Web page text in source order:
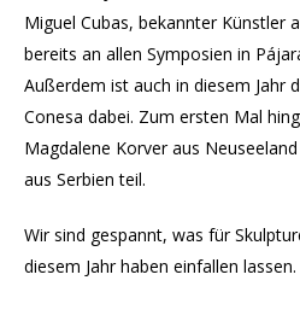
Miguel Cubas, bekannter Künstler
bereits an allen Symposien in
Außerdem ist auch in diesem Jahr
Conesa dabei. Zum ersten Mal
Magdalene Korver aus
aus Serbien teil.
Wir sind gespannt, was für
diesem Jahr haben einfallen lassen.